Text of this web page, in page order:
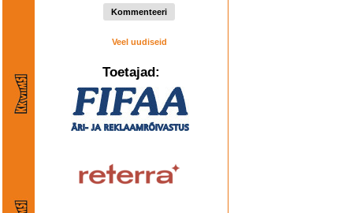
Kommenteeri
Veel uudiseid
Toetajad: